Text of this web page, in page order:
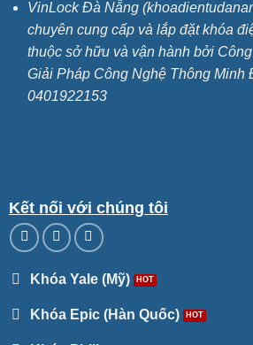
VinLock Đà Nẵng
chuyên cung cấp và lắp đặt khóa
thuộc sở hữu và vận hành bởi
Giải Pháp Công Nghệ Thông Minh
0401922153
Kết nối với chúng tôi
Khóa Yale (Mỹ)
Khóa Epic (Hàn Quốc)